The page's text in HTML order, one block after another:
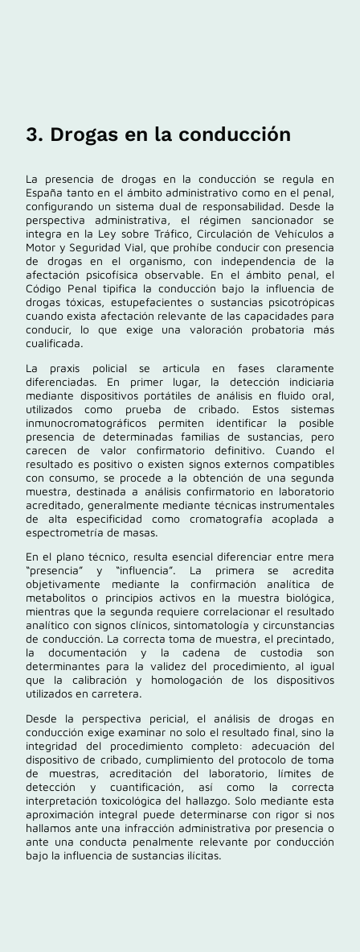
3. Drogas en la conducción
La presencia de drogas en la conducción se regula en
España tanto en el ámbito administrativo como en el penal,
configurando un sistema dual de responsabilidad. Desde la
perspectiva administrativa, el régimen sancionador se
integra en la Ley sobre Tráfico, Circulación de Vehículos a
Motor y Seguridad Vial, que prohíbe conducir con presencia
de drogas en el organismo, con independencia de la
afectación psicofísica observable. En el ámbito penal, el
Código Penaltipifica la conducción bajo la influencia de
drogas tóxicas, estupefacientes o sustancias psicotrópicas
cuando exista afectación relevante de las capacidades para
conducir, lo que exige una valoración probatoria más
cualificada.
La praxis policial se articula en fases claramente
diferenciadas. En primer lugar, la detección indiciaria
mediante dispositivos portátiles de análisis en fluido oral,
utilizados como prueba de cribado. Estos sistemas
inmunocromatográficos permiten identificar la posible
presencia de determinadas familias de sustancias, pero
carecen de valor confirmatorio definitivo. Cuando el
resultado es positivo o existen signos externos compatibles
con consumo, se procede a la obtención de una segunda
muestra, destinada a análisis confirmatorio en laboratorio
acreditado, generalmente mediante técnicas instrumentales
de alta especificidad como cromatografía acoplada a
espectrometría de masas.
En el plano técnico, resulta esencial diferenciar entre mera
“presencia” y “influencia”. La primera se acredita
objetivamente mediante la confirmación analítica de
metabolitos o principios activos en la muestra biológica,
mientras que la segunda requiere correlacionar el resultado
analítico con signos clínicos, sintomatología y circunstancias
de conducción. La correcta toma de muestra, el precintado,
la documentación y la cadena de custodia son
determinantes para la validez del procedimiento, al igual
que la calibración y homologación de los dispositivos
utilizados en carretera.
Desde la perspectiva pericial, el análisis de drogas en
conducción exige examinar no solo el resultado final, sino la
integridad del procedimiento completo: adecuación del
dispositivo de cribado, cumplimiento del protocolo de toma
de muestras, acreditación del laboratorio, límites de
detección y cuantificación, así como la correcta
interpretación toxicológica del hallazgo. Solo mediante esta
aproximación integral puede determinarse con rigor si nos
hallamos ante una infracción administrativa por presencia o
ante una conducta penalmente relevante por conducción
bajo la influencia de sustancias ilícitas.